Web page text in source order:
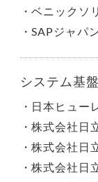
ベニックソ
SAPジャパ
システム基
日本ヒュー
株式会社日
株式会社日
株式会社日